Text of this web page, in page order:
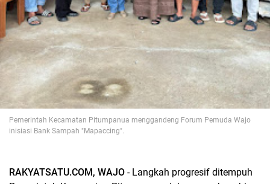
Pemerintah Kecamatan Pitumpanua menggandeng Forum Pemuda Wajo
inisiasi Bank Sampah "Mapaccing".
RAKYATSATU.COM, WAJO - Langkah progresif ditempuh